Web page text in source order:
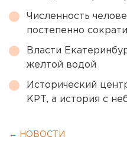
Численность
постепенно
Власти
желтой водой
Исторический
КРТ, а история с
← НОВОСТИ